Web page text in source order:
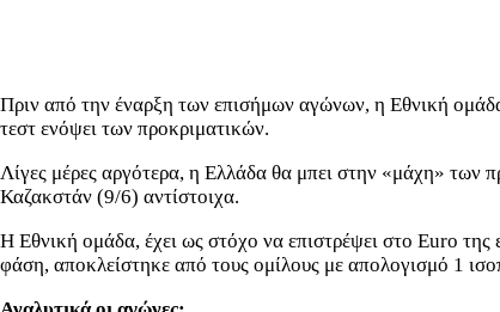
Πριν από την έναρξη των επισήμων αγώνων, η Εθνική
τεστ ενόψει των προκριματικών.
Λίγες μέρες αργότερα, η Ελλάδα θα μπει στην «μάχη» των
Καζακστάν (9/6) αντίστοιχα.
Η Εθνική ομάδα, έχει ως στόχο να επιστρέψει στο Euro
φάση, αποκλείστηκε από τους ομίλους με απολογισμό 1